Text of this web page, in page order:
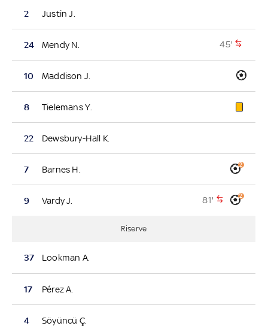
2 Justin J.
24 Mendy N. 45'
10 Maddison J.
8 Tielemans Y.
22 Dewsbury-Hall K.
7 Barnes H. 2
9 Vardy J. 81' 2
Riserve
37 Lookman A.
17 Pérez A.
4 Söyüncü Ç.